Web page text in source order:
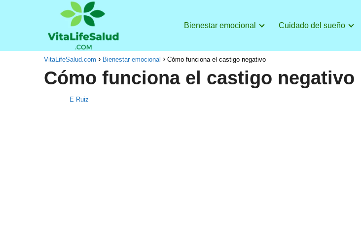
Bienestar emocional Cuidado del sueño
VitaLifeSalud.com Bienestar emocional Cómo funciona el castigo negativo
Cómo funciona el castigo negativo
E Ruiz